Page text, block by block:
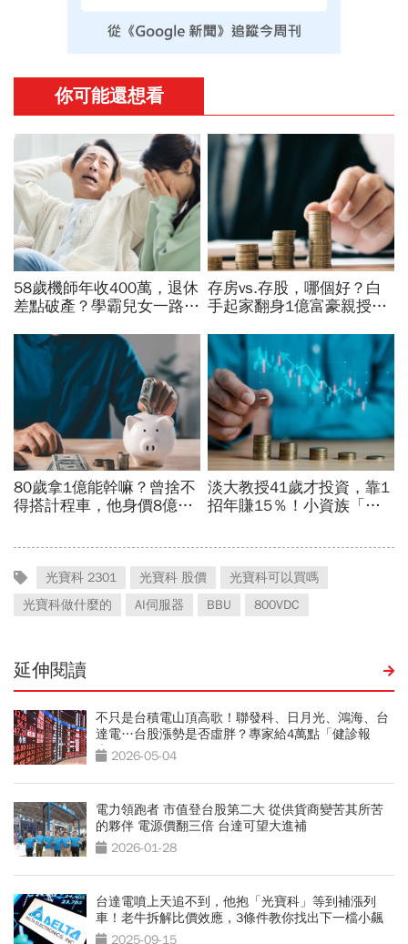
光寶科 2301 光寶科 股價
光寶科可以買嗎
光寶科做什麼的
AI伺服器 BBU 800VDC
延伸閱讀
不只是台積電山頂高歌！聯發科、日月光、鴻海、台
達電…台股漲勢是否虛胖？專家給4萬點「健診報
告」2026-05-04
電力領跑者 市值登台股第二大 從供貨商變苦其所苦
的夥伴 電源價翻三倍 台達可望大進補
2026-01-28
台達電噴上天追不到，他抱「光寶科」等到補漲列
車！老牛拆解比價效應，3條件教你找出下一檔小飆
股 2025-09-15